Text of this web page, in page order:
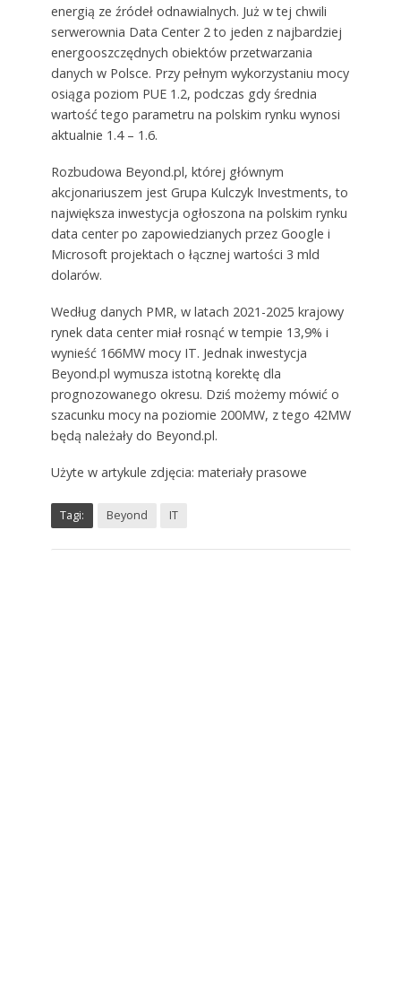
energią ze źródeł odnawialnych. Już w tej chwili
serwerownia Data Center 2 to jeden z najbardziej
energooszczędnych obiektów przetwarzania
danych w Polsce. Przy pełnym wykorzystaniu mocy
osiąga poziom PUE 1.2, podczas gdy średnia
wartość tego parametru na polskim rynku wynosi
aktualnie 1.4 – 1.6.
Rozbudowa Beyond.pl, której głównym
akcjonariuszem jest Grupa Kulczyk Investments, to
największa inwestycja ogłoszona na polskim rynku
data center po zapowiedzianych przez Google i
Microsoft projektach o łącznej wartości 3 mld
dolarów.
Według danych PMR, w latach 2021-2025 krajowy
rynek data center miał rosnąć w tempie 13,9% i
wynieść 166MW mocy IT. Jednak inwestycja
Beyond.pl wymusza istotną korektę dla
prognozowanego okresu. Dziś możemy mówić o
szacunku mocy na poziomie 200MW, z tego 42MW
będą należały do Beyond.pl.
Użyte w artykule zdjęcia: materiały prasowe
Tagi: Beyond IT